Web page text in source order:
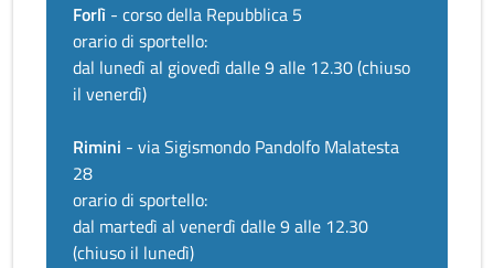
Forlì - corso della Repubblica 5
orario di sportello:
dal lunedì al giovedì dalle 9 alle 12.30 (chiuso
il venerdì)
Rimini - via Sigismondo Pandolfo Malatesta
28
orario di sportello:
dal martedì al venerdì dalle 9 alle 12.30
(chiuso il lunedì)